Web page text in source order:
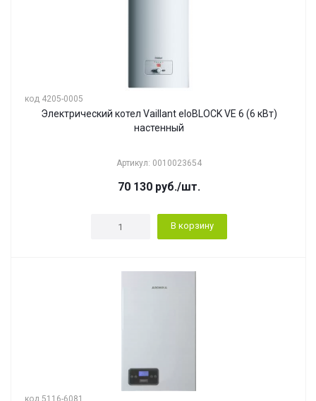
код 4205-0005
Электрический котел Vaillant eloBLOCK VE 6 (6 кВт)
настенный
Артикул: 0010023654
70 130руб./шт.
В корзину
код 5116-6081